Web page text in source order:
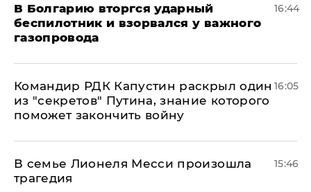
В Болгарию вторгся ударный
беспилотник и взорвался у важного
газопровода
16:44
Командир РДК Капустин раскрыл один
из "секретов" Путина, знание которого
поможет закончить войну
16:05
В семье Лионеля Месси произошла
трагедия
15:46